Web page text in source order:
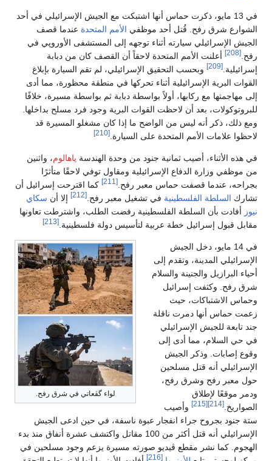
في 13 مايو، ذكرت حماس أنها اشتبكت مع الجيش الإسرائيلي في أحد
الشوارع شرق رفح. قُتل أحد موظفي الأمم المتحدة عندما قصف
الجيش الإسرائيلي سيارته أثناء توجهه إلى المستشفى الأوروپي في
رفح.[208]
أعلنت الأمم المتحدة لاحقاً أن القصف كان من دبابة
إسرائيلية.[209]
وبحسب التحقيق الإسرائيلي، لم تقم السيارة بإبلاغ
القوات البرية الإسرائيلية أثناء تحركها في منطقة محظورة، مما أدى
إلى مهاجمتها مع ركابها، أولاً بواسطة دبابة ثم بواسطة مسيرة، خلافًا
للبروتوكولات، بعد أن لاحظت القوات البرية وجود فرد مسلح بداخلها.
ومع ذلك، ذكر أنه ليس من الواضح ما إذا كان مشغلو المسيرة قد
لاحظوا علامات الأمم المتحدة على السيارة.[210]
في هذه الأثناء، أصيب ثمانية جنود من وحدة الهندسة ياهالوم، واثنين
من موظفي وزارة الدفاع الإسرائيلية ومقاول توفي لاحقًا متأثرًا
بجراحه، عندما قصفت حماس معبر رفح.[211]
كما اقترحت إسرائيل أن
تشارك السلطة الفلسطينية في تشغيل معبر رفح.[212] إلا أن سكاي
نيوز أفادت بأن السلطة الفلسطينية رفضت الطلب، واشترطت تعاونها
مقابل قبول إسرائيل خطة عربية لتأسيس دولة فلسطينية.[213]
لواء گڤعاتي في شرق رفح.
في 14 مايو، دخل الجيش
الإسرائيلي المدينة، وتقدم إلى
أحياء البرازيل والجنينة والسلام
شرق رفح. وكثفت إسرائيل
وحماس الاشتباكات، حيث
زعمت حماس أنها دمرت ناقلة
جند تابعة للجيش الإسرائيلي
في حي السلام، مما أدى إلى
وقوع إصابات. وذكر الجيش
الإسرائيلي أنه قتل مسلحين
حول معبر رفح وشرق رفح،
ودمر موقعًا لإطلاق
الصواريخ.[214]
[215]
وأصيب
ستة جنود بجروح جراء انفجار عبوة ناسفة، في حين ادعى الجيش
الإسرائيلي أنه قتل أكثر من 100 مقاتل واكتشف عشرة أنفاق منذ بدء
الهجوم. كما نشر مقطع ڤيديو صورته مسيرة يزعم وجود مسلحين في
[216]